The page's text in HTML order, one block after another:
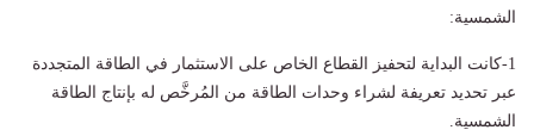
الشمسية:
1-كانت البداية لتحفيز القطاع الخاص على الاستثمار في الطاقة المتجددة
عبر تحديد تعريفة لشراء وحدات الطاقة من المُرخَّص له بإنتاج الطاقة
الشمسية.